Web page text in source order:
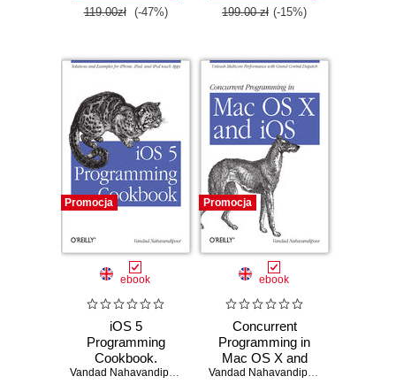
119.00zł (-47%) 199.00 zł (-15%)
Promocja
ebook
iOS 5
Programming
Cookbook.
Solutions &
Vandad Nahavandipoor
Promocja
ebook
Concurrent
Programming in
Mac OS X and
iOS. Unleash Vandad Nahavandipoor